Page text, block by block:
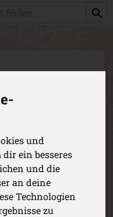
und
ein besseres
und die
an deine
Technologien
zu